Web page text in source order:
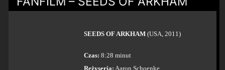
SEEDS OF ARKHAM(USA, 2011)
Czas: 8:28 minut
Reżyseria: Aaron Schoenke